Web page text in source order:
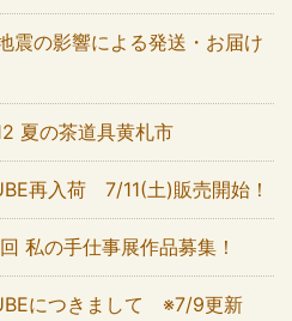
震の影響による発送・お届け
夏の茶道具黄札市
再入荷 7/11(土)販売開始！
私の手仕事展作品募集！
につきまして ※7/9更新